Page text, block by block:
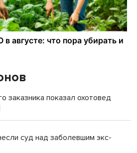
заказника показал охотовед
суд над заболевшим экс-